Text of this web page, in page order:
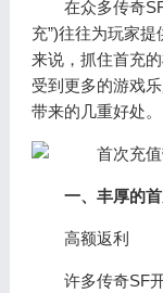
在众多传奇SF(
充”)往往为玩家
来说，抓住首充
受到更多的游戏
带来的几重好处。
一、丰厚的
高额返利
许多传奇SF开